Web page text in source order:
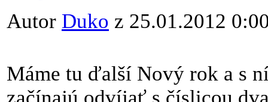
Autor Duko z 25.01.2012
Máme tu ďalší Nový rok a s